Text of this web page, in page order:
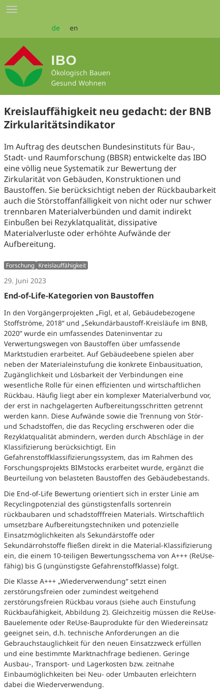
Zum
Seiteninhalt
Toggle
de en
IBO
Ökologisch Bauen
Gesund Wohnen
Kreislauffähigkeit neu gedacht: der BNB
Zirkularitätsindikator
Im Auftrag des deutschen Bundesinstituts für Bau-,
Stadt- und Raumforschung (BBSR) entwickelte das IBO
eine völlig neue Systematik zur Bewertung der
Zirkularität von Gebäuden, Konstruktionen und
Baustoffen. Sie berücksichtigt neben der Rückbaubarkeit
auch die Störstoffanfälligkeit von nicht oder nur schwer
trennbaren Materialverbünden und damit indirekt
Einbußen bei Rezyklatqualität, dissipative
Materialverluste oder erhöhte Aufwände der
Aufbereitung.
Forschung Kreislauffähigkeit
29. Juni 2023
End-of-Life-Kategorien von Baustoffen
In den Vorgängerprojekten „Figl, et al, Gebäudebezogene
Stoffströme, 2018“ und „Sekundärbaustoff-Kreisläufe im BNB,
2020” wurde ein umfassendes Dateninventar zu
Verwertungswegen von Baustoffen über umfassende
Marktstudien erarbeitet. Auf Gebäudeebene spielen aber
neben der Materialeinstufung die konkrete Einbausituation,
Zugänglichkeit und Lösbarkeit der Verbindungen eine
wesentliche Rolle für einen effizienten und wirtschaftlichen
Rückbau. Häufig liegt aber ein komplexer Materialverbund vor,
der erst in nachgelagerten Aufbereitungsschritten getrennt
werden kann. Diese Aufwände sowie die Trennung von Stör-
und Schadstoffen, die das Recycling erschweren oder die
Rezyklatqualität abmindern, werden durch Abschläge in der
Klassifizierung berücksichtigt. Ein
Gefahrenstoffklassifizierungssystem, das im Rahmen des
Forschungsprojekts BIMstocks erarbeitet wurde, ergänzt die
Beurteilung von belasteten Baustoffen des Gebäudebestands.
Die End-of-Life Bewertung orientiert sich in erster Linie am
Recyclingpotenzial des günstigstenfalls sortenrein
rückbaubaren und schadstofffreien Materials. Wirtschaftlich
umsetzbare Aufbereitungstechniken und potenzielle
Einsatzmöglichkeiten als Sekundärstoffe oder
Sekundärrohstoffe fließen direkt in die Material-Klassifizierung
ein, die einem 10-teiligen Bewertungsschema von A+++ (ReUse-
fähig) bis G (ungünstigste Gefahrenstoffklasse) folgt.
Die Klasse A+++ „Wiederverwendung“ setzt einen
zerstörungsfreien oder zumindest weitgehend
zerstörungsfreien Rückbau voraus (siehe auch Einstufung
Rückbaufähigkeit, Abbildung 2). Gleichzeitig müssen die ReUse-
Bauelemente oder ReUse-Bauprodukte für den Wiedereinsatz
geeignet sein, d.h. technische Anforderungen an die
Gebrauchstauglichkeit für den neuen Einsatzzweck erfüllen
und eine bestimmte Marktnachfrage bedienen. Geringe
Ausbau-, Transport- und Lagerkosten bzw. zeitnahe
Einbaumöglichkeiten bei Neu- oder Umbauten erleichtern
dabei die Wiederverwendung.